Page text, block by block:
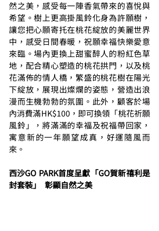
然之美，感受每一陣香氣帶來的喜悅與
希望。樹上更高掛風鈴化身為許願樹，
讓您把心願寄托在桃花綻放的美麗世界
中，感受日間春暖，祝願幸福快樂愛意
來臨。場內更換上甜蜜醉人的粉紅色草
地，配合精心塑造的桃花拱門，以及桃
花滿佈的情人橋，繁盛的桃花樹在陽光
下綻放，展現出燦爛的姿態，營造出浪
漫而生機勃勃的氛圍。此外，顧客於場
內消費滿HK$100，即可換領「桃花祈願
風鈴」，將滿滿的幸福及祝福帶回家，
寓意新的一年願望成真，好運隨風而
來。
西沙GO PARK首度呈獻「GO賀新禧利是
封套裝」  彰顯自然之美